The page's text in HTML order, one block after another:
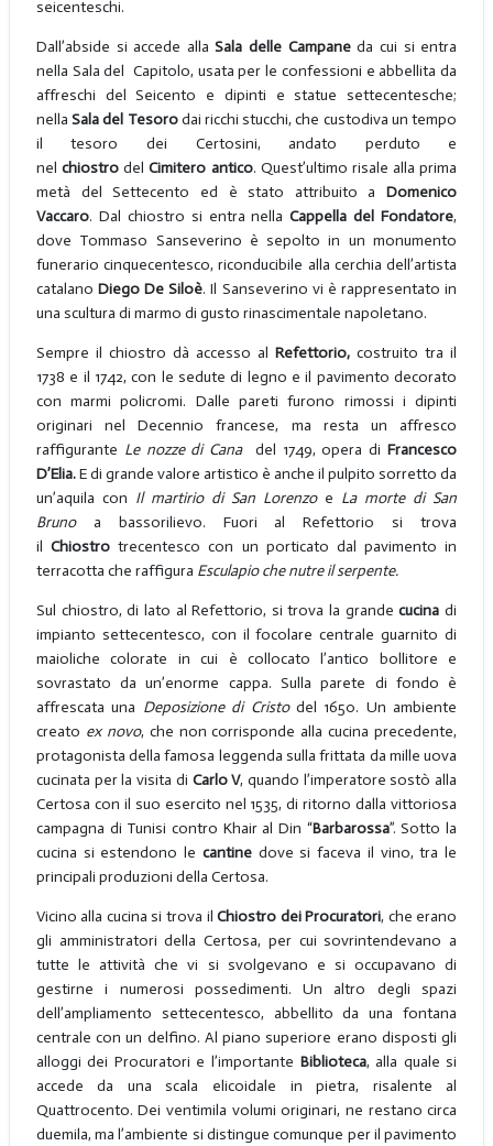
seicenteschi.
Dall’abside si accede allaSala delle Campaneda cui si entra
nella Sala del Capitolo, usata per le confessioni e abbellita da
affreschi del Seicento e dipinti e statue settecentesche;
nellaSala del Tesorodai ricchi stucchi, che custodiva un tempo
il tesoro dei Certosini, andato perduto e
nelchiostro delCimitero antico. Quest’ultimo risale alla prima
metà del Settecento ed è stato attribuito aDomenico
Vaccaro. Dal chiostro si entra nellaCappella del Fondatore,
dove Tommaso Sanseverino è sepolto in un monumento
funerario cinquecentesco, riconducibile alla cerchia dell’artista
catalanoDiego De Siloè. Il Sanseverino vi è rappresentato in
una scultura di marmo di gusto rinascimentale napoletano.
Sempre il chiostro dà accesso alRefettorio,costruito tra il
1738 e il 1742, con le sedute di legno e il pavimento decorato
con marmi policromi. Dalle pareti furono rimossi i dipinti
originari nel Decennio francese, ma resta un affresco
raffigurante Le nozze di Cana del 1749, opera diFrancesco
D’Elia.E di grande valore artistico è anche il pulpito sorretto da
un’aquila con Il martirio di San Lorenzoe La morte di San
Brunoa bassorilievo. Fuori al Refettorio si trova
ilChiostro trecentesco con un porticato dal pavimento in
terracotta che raffigura Esculapio che nutre il serpente.
Sul chiostro, di lato al Refettorio, si trova la grandecucina di
impianto settecentesco, con il focolare centrale guarnito di
maioliche colorate in cui è collocato l’antico bollitore e
sovrastato da un’enorme cappa. Sulla parete di fondo è
affrescata una Deposizione di Cristo del 1650. Un ambiente
creato ex novo, che non corrisponde alla cucina precedente,
protagonista della famosa leggenda sulla frittata da mille uova
cucinata per la visita di Carlo V, quando l’imperatore sostò alla
Certosa con il suo esercito nel 1535, di ritorno dalla vittoriosa
campagna di Tunisi contro Khair al Din “Barbarossa”. Sotto la
cucina si estendono le cantinedove si faceva il vino, tra le
principali produzioni della Certosa.
Vicino alla cucina si trova ilChiostro dei Procuratori, che erano
gli amministratori della Certosa, per cui sovrintendevano a
tutte le attività che vi si svolgevano e si occupavano di
gestirne i numerosi possedimenti. Un altro degli spazi
dell’ampliamento settecentesco, abbellito da una fontana
centrale con un delfino. Al piano superiore erano disposti gli
alloggi dei Procuratori e l’importante Biblioteca, alla quale si
accede da una scala elicoidale in pietra, risalente al
Quattrocento. Dei ventimila volumi originari, ne restano circa
duemila, ma l’ambiente si distingue comunque per il pavimento